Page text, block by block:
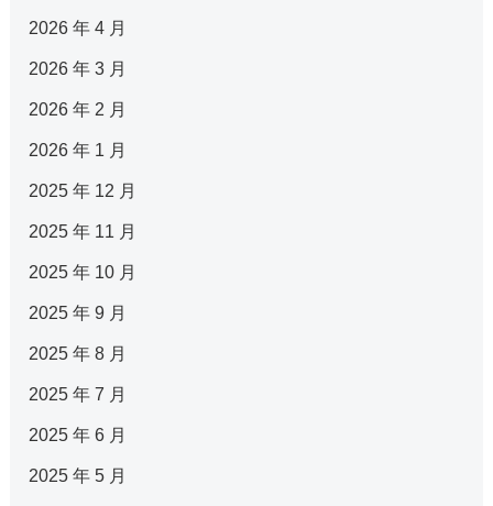
2026 年 4 月
2026 年 3 月
2026 年 2 月
2026 年 1 月
2025 年 12 月
2025 年 11 月
2025 年 10 月
2025 年 9 月
2025 年 8 月
2025 年 7 月
2025 年 6 月
2025 年 5 月